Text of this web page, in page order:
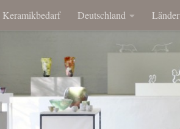
Keramikbedarf Deutschland Länder